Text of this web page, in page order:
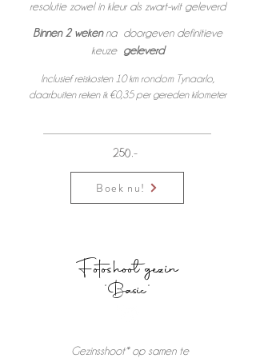
resolutie zowel in kleur als zwart-wit geleverd
Binnen 2 wekenna doorgeven definitieve
keuze geleverd
Inclusief reiskosten 10 km rondom Tynaarlo,
daarbuiten reken ik €0,35 per gereden kilometer
250,-
Boek nu!
Fotoshoot gezin
Gezinsshoot* op samen te
'Basic'